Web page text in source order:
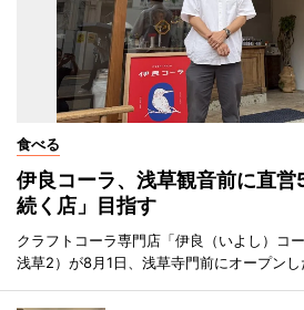
食べる
伊良コーラ、浅草観音前に直
続く店」目指す
クラフトコーラ専門店「伊良（いよし）コ
浅草2）が8月1日、浅草寺門前にオープンし